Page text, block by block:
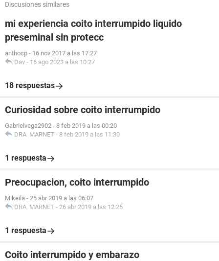
Discusiones similares
mi experiencia coito interrumpido liquido
preseminal sin protecc
anthocp - 16 nov 2017 a las 17:27
Dav - 16 ago 2023 a las 10:27
18 respuestas
Curiosidad sobre coito interrumpido
Gabrielvega2902 - 8 feb 2019 a las 00:20
DRA. MARNET - 8 feb 2019 a las 11:30
1 respuesta
Preocupacion, coito interrumpido
Mikeila - 26 abr 2019 a las 06:07
DRA. MARNET - 26 abr 2019 a las 12:25
1 respuesta
Coito interrumpido y embarazo